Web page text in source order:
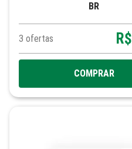
BR
3 ofertas R$
COMPRAR